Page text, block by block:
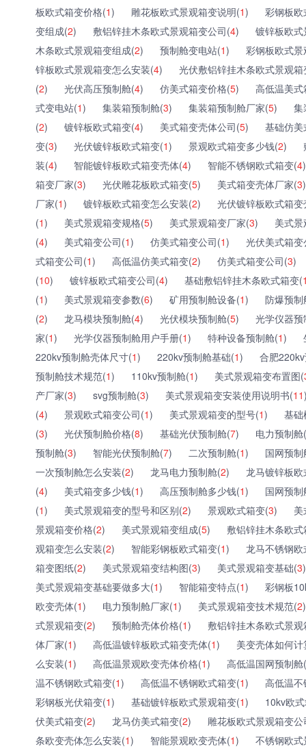
板欧式箱变价格(1) 雕花板欧式景观箱变说明(1)
彩钢板
变组成(2) 敷铝锌挂木条欧式景观箱变公司(4)
镀锌板欧
木条欧式景观箱变组成(2) 预制舱变电站(1)
彩钢板欧式
锌板欧式景观箱变怎么安装(4)
光伏敷铝锌挂木条欧式景观箱
(2) 光伏高压预制舱(4) 仿美式箱变价格(5)
高低温美
式变电站(1) 集装箱预制舱(3) 集装箱预制舱厂家(5)
集
(2) 镀锌板欧式箱变(4) 美式箱变壳体公司(5)
基础仿
变(3) 光伏镀锌板欧式箱变(1) 景观欧式箱变多少钱(2)
装(4) 智能镀锌板欧式箱变壳体(4) 智能不锈钢欧式箱变(4)
箱变厂家(3) 光伏雕花板欧式箱变(5) 美式箱变壳体厂家(3)
厂家(1) 镀锌板欧式箱变怎么安装(2)
光伏镀锌板欧式箱
(1) 美式景观箱变规格(5) 美式景观箱变厂家(3)
美式
(4) 美式箱变公司(1) 仿美式箱变公司(1)
光伏美式箱
式箱变公司(1) 高低温仿美式箱变(2) 仿美式箱变公司(3)
(10) 镀锌板欧式箱变公司(4) 基础敷铝锌挂木条欧式箱变(
(1) 美式景观箱变参数(6) 矿用预制舱设备(1)
防爆预制
(2) 龙马模块预制舱(4) 光伏模块预制舱(5)
光学仪器
家(1) 光学仪器预制舱用户手册(1) 特种设备预制舱(1)
220kv预制舱壳体尺寸(1) 220kv预制舱基础(1)
合肥
预制舱技术规范(1) 110kv预制舱(1) 美式景观箱变布置图(
产厂家(3) svg预制舱(3) 美式景观箱变安装使用说明书(11
(4) 景观欧式箱变公司(1) 美式景观箱变的型号(1)
基础
(3) 光伏预制舱价格(8) 基础光伏预制舱(7)
电力预制舱(
预制舱(3) 智能光伏预制舱(7) 二次预制舱(1)
国网预
一次预制舱怎么安装(2) 龙马电力预制舱(2)
龙马镀锌板
(4) 美式箱变多少钱(1) 高压预制舱多少钱(1)
国网预
(1) 美式景观箱变的型号和区别(2) 景观欧式箱变(3)
景观箱变价格(2) 美式景观箱变组成(5)
敷铝锌挂木条欧
观箱变怎么安装(2) 智能彩钢板欧式箱变(1)
龙马不锈钢
箱变图纸(2) 美式景观箱变结构图(3) 美式景观箱变基础(3)
美式景观箱变基础要做多大(1) 智能箱变特点(1)
彩钢板
欧变壳体(1) 电力预制舱厂家(1) 美式景观箱变技术规范(2)
式景观箱变(2) 预制舱壳体价格(1)
敷铝锌挂木条欧式景
体厂家(1) 高低温镀锌板欧式箱变壳体(1)
美变壳体如何计
么安装(1) 高低温景观欧变壳体价格(1)
高低温国网预制舱(
温不锈钢欧式箱变(1) 高低温不锈钢欧式箱变(1)
高低温
彩钢板光伏箱变(1) 基础镀锌板欧式景观箱变(1)
10kv欧
伏美式箱变(2) 龙马仿美式箱变(2)
雕花板欧式景观箱变公
条欧变壳体怎么安装(1) 智能景观欧变壳体(1)
不锈钢欧